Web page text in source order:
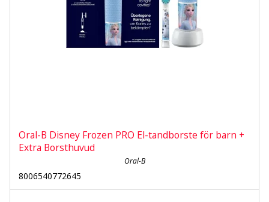
Oral-B Disney Frozen PRO El-tandborste för barn +
Extra Borsthuvud
Oral-B
8006540772645